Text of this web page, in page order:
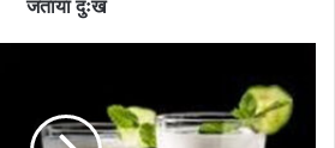
जताया दुःख